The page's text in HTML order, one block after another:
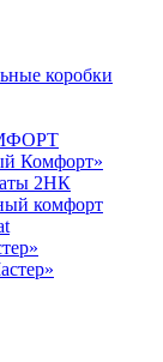
коробки
Комфорт»
2НК
комфорт